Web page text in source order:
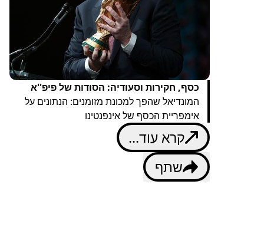
כסף, חקירות וסעודיה: הסודות של פיפ''א
המונדיאל שהפך למכונת מזומנים: הנתונים על
אימפריית הכסף של אינפנטינו
קרא עוד...
שתף